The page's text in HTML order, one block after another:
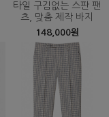
타일 구김없는 스판 팬
츠, 맞춤 제작 바지
148,000원